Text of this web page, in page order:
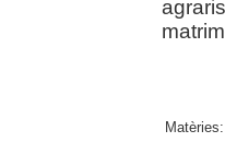
Matèries: